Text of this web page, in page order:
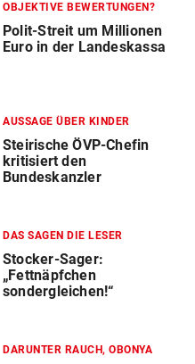
OBJEKTIVE BEWERTUNGEN?
Polit-Streit um Millionen
Euro in der Landeskassa
AUSSAGE ÜBER KINDER
Steirische ÖVP-Chefin
kritisiert den
Bundeskanzler
DAS SAGEN DIE LESER
Stocker-Sager:
„Fettnäpfchen
sondergleichen!“
DARUNTER RAUCH, OBONYA